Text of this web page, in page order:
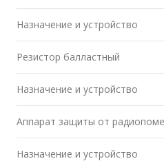
Назначение и устройство
Резистор балластный
Назначение и устройство
Аппарат защиты от
Назначение и устройство